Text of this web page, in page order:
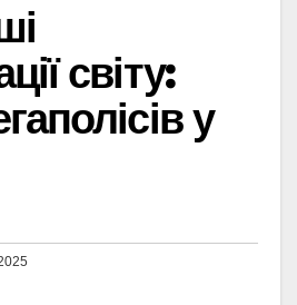
світу:
у